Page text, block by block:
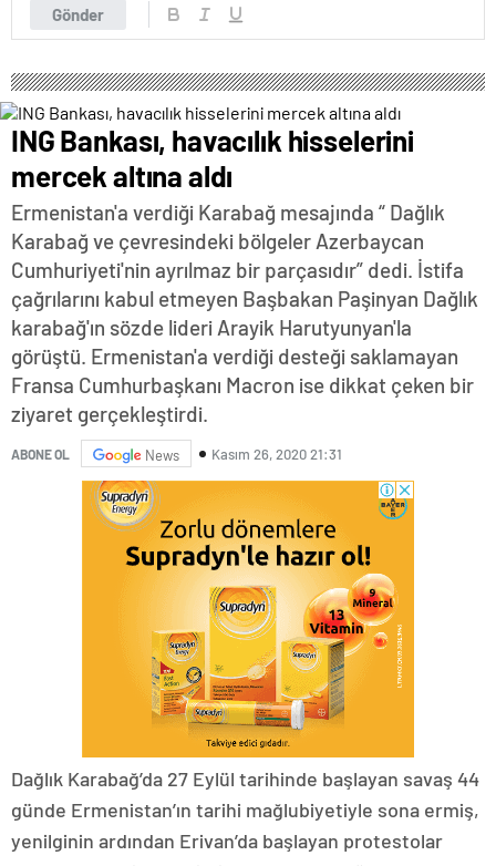
Gönder
ING Bankası, havacılık hisselerini
mercek altına aldı
Ermenistan'a verdiği Karabağ mesajında “ Dağlık
Karabağ ve çevresindeki bölgeler Azerbaycan
Cumhuriyeti'nin ayrılmaz bir parçasıdır” dedi. İstifa
çağrılarını kabul etmeyen Başbakan Paşinyan Dağlık
karabağ'ın sözde lideri Arayik Harutyunyan'la
görüştü. Ermenistan'a verdiği desteği saklamayan
Fransa Cumhurbaşkanı Macron ise dikkat çeken bir
ziyaret gerçekleştirdi.
ABONE OL News Kasım 26, 2020 21:31
Dağlık Karabağ’da 27 Eylül tarihinde başlayan savaş 44
günde Ermenistan’ın tarihi mağlubiyetiyle sona ermiş,
yenilginin ardından Erivan’da başlayan protestolar